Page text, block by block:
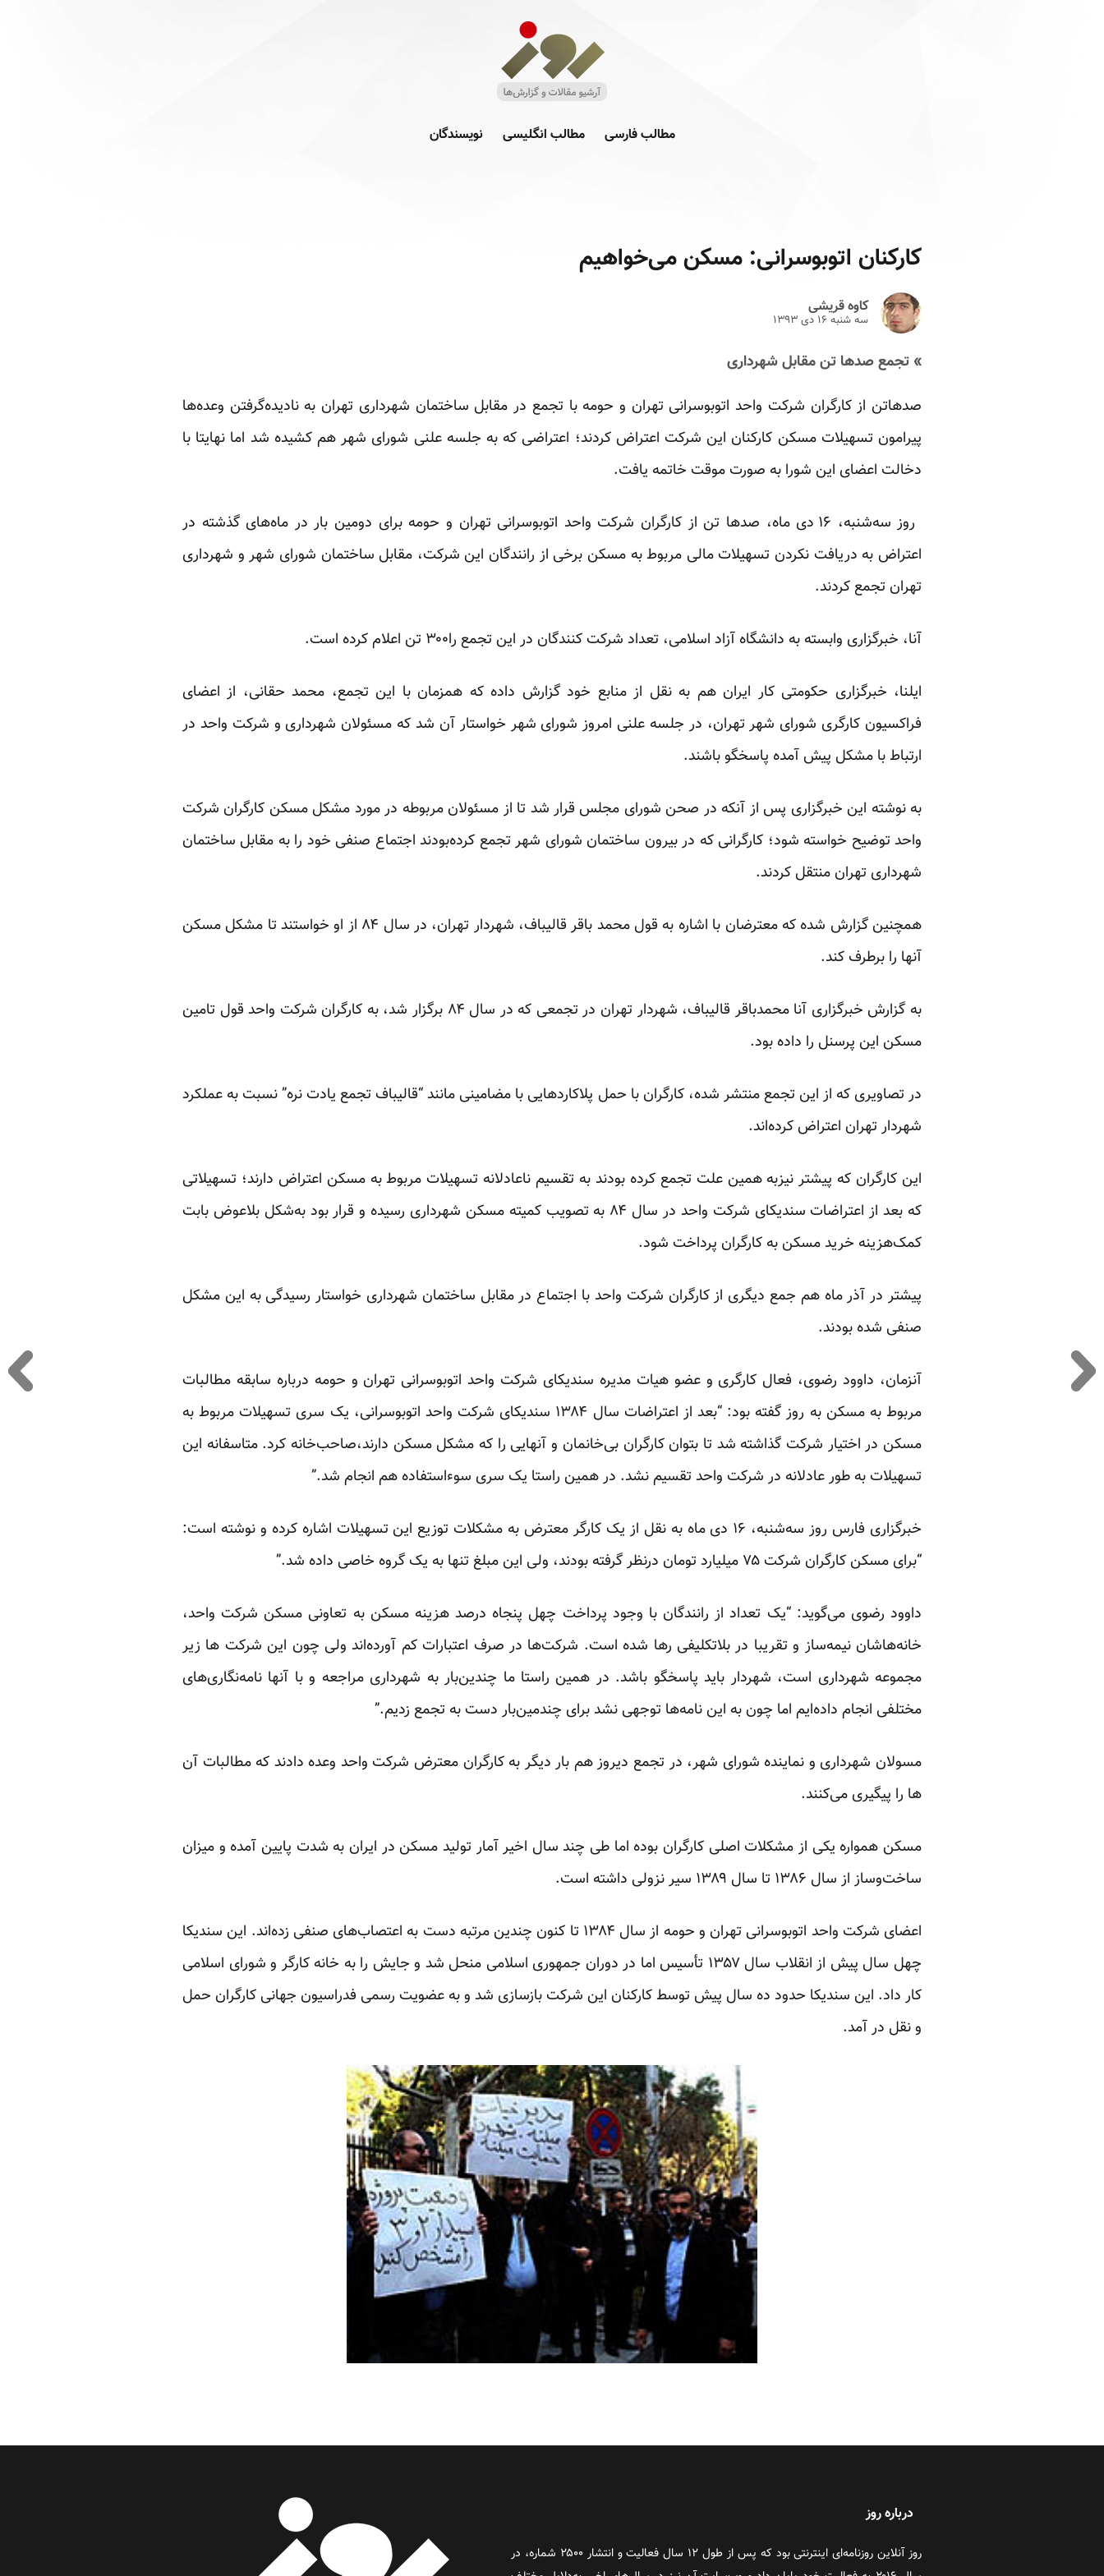
مطالب فارسی مطالب انگلیسی نویسندگان
کارکنان اتوبوسرانی: مسکن می‌خواهیم
کاوه قریشی
سه شنبه ۱۶ دى ۱۳۹۳
» تجمع صدها تن مقابل شهرداری
صدهاتن از کارگران شرکت واحد اتوبوسرانی تهران و حومه با تجمع در مقابل ساختمان شهرداری تهران به نادیده‌گرفتن وعده‌ها
پیرامون تسهیلات مسکن کارکنان این شرکت اعتراض کردند؛ اعتراضی که به جلسه علنی شورای شهر هم کشیده شد اما نهایتا با
دخالت اعضای این شورا به صورت موقت خاتمه یافت.
روز سه‌شنبه، ۱۶ دی ماه، صدها تن از کارگران شرکت واحد اتوبوسرانی تهران و حومه برای دومین بار در ماه‌های گذشته در
اعتراض به دریافت نکردن تسهیلات مالی مربوط به مسکن برخی از رانندگان این شرکت، مقابل ساختمان شورای شهر و شهرداری
تهران تجمع کردند.
آنا، خبرگزاری ‌وابسته به دانشگاه آزاد اسلامی، تعداد شرکت کنندگان در این تجمع را۳۰۰ تن اعلام کرده است.
ایلنا، خبرگزاری حکومتی کار ایران هم به نقل ازمنابع خود گزارش داده که همزمان با این تجمع، محمد حقانی، از اعضای
فراکسیون کارگری شورای شهر تهران، در جلسه علنی امروز شورای شهر خواستار آن شد که مسئولان شهرداری و شرکت واحد در
ارتباط با مشکل پیش آمده پاسخگو باشند.
به نوشته این خبرگزاری پس از آنکه در صحن شورای مجلس قرار شد تا از مسئولان مربوطه در مورد مشکل مسکن کارگران شرکت
واحد توضیح خواسته شود؛ کارگرانی که در بیرون ساختمان شورای شهر تجمع کرده‌بودند اجتماع صنفی خود را به مقابل ساختمان
شهرداری تهران منتقل کردند.
همچنین گزارش شده که معترضان با اشاره به قول محمد باقر قالیباف، ‌شهردار تهران، در سال ۸۴ از او خواستند تا مشکل مسکن
آنها را برطرف کند.
به گزارش خبرگزاری آنا محمدباقر قالیباف، شهردار تهران در تجمعی که در سال ۸۴ برگزار شد، به کارگران شرکت واحد قول تامین
مسکن این پرسنل را داده بود.
درتصاویری که از این تجمع منتشر شده، کارگران با حمل پلاکاردهایی با مضامینی مانند “قالیباف تجمع یادت نره” نسبت به عملکرد
شهردار تهران اعتراض کرده‌اند.
این کارگران که پیشتر نیزبه همین علت تجمع کرده بودند به تقسیم ناعادلانه تسهیلات مربوط به مسکن اعتراض دارند؛ تسهیلاتی
که بعد از اعتراضات سندیکای شرکت واحد در سال ۸۴ به تصویب کمیته مسکن شهرداری رسیده و قرار بود به‌شکل بلاعوض بابت
کمک‌هزینه خرید مسکن به کارگران پرداخت شود.
پیشتر در آذر ماه هم جمع دیگری از کارگران شرکت واحد با اجتماع در مقابل ساختمان شهرداری خواستار رسیدگی به این مشکل
صنفی شده بودند.
آنزمان، داوود رضوی، فعال کارگری و عضو هیات مدیره سندیکای شرکت واحد اتوبوسرانی تهران و حومه درباره سابقه مطالبات
مربوط به مسکن به روز
گفته بود: “بعد از اعتراضات سال ۱۳۸۴ سندیکای شرکت واحد اتوبوسرانی، یک سری تسهیلات مربوط به
مسکن در اختیار شرکت گذاشته شد تا بتوان کارگران بی‌خانمان و آنهایی را که مشکل مسکن دارند،صاحب‌خانه کرد. متاسفانه این
تسهیلات به طور عادلانه در شرکت واحد تقسیم نشد. در همین راستا یک سری سوء‌استفاده‌ هم انجام شد.”
خبرگزاری فارس روز سه‌شنبه، ۱۶ دی ماه به نقل از یک کارگر معترض به مشکلات توزیع این تسهیلات اشاره کرده و نوشته است:
“برای مسکن کارگران شرکت ۷۵ میلیارد تومان درنظر گرفته بودند، ولی این مبلغ تنها به یک گروه خاصی داده شد.”
داوود رضوی می‌گوید: “یک تعداد از رانندگان با وجود پرداخت چهل پنجاه درصد هزینه مسکن به تعاونی مسکن شرکت واحد،
خانه‌هاشان نیمه‌ساز و تقریبا در بلاتکلیفی رها شده است. شرکت‌ها در صرف اعتبارات کم آورده‌اند ولی چون این شرکت ها زیر
مجموعه شهرداری است، شهردار باید پاسخگو باشد. در همین راستا ما چندین‌بار به شهرداری مراجعه و با آنها نامه‌نگاری‌های
مختلفی انجام داده‌ایم اما چون به این نامه‌ها توجهی نشد برای چندمین‌بار دست به تجمع زدیم.”
مسولان شهرداری و نماینده شورای شهر، در تجمع دیروز هم بار دیگر به کارگران معترض شرکت واحد وعده دادند که مطالبات آن
ها را پیگیری می‌کنند.
مسکن همواره یکی از مشکلات اصلی کارگران بوده اما طی چند سال اخیر آمار تولید مسکن در ایران به شدت پایین آمده و میزان
ساخت‌وساز از سال ۱۳۸۶ تا سال ۱۳۸۹ سیر نزولی داشته است.
اعضای شرکت واحد اتوبوسرانی تهران و حومه از سال ۱۳۸۴ تا کنون چندین مرتبه دست به اعتصاب‌های صنفی زده‌اند. این سندیکا
چهل سال پیش از انقلاب سال ۱۳۵۷ تأسیس اما در دوران جمهوری اسلامی منحل شد و جایش را به خانه کارگر و شورای اسلامی
کار داد. این سندیکا حدود ده سال پیش توسط کارکنان این شرکت بازسازی شد و به عضویت رسمی فدراسیون جهانی کارگران حمل
و نقل در آمد.
درباره روز
روز آنلاین روزنامه‌ای اینترنتی بود که پس از طول ۱۲ سال فعالیت و انتشار ۲۵۰۰ شماره، در